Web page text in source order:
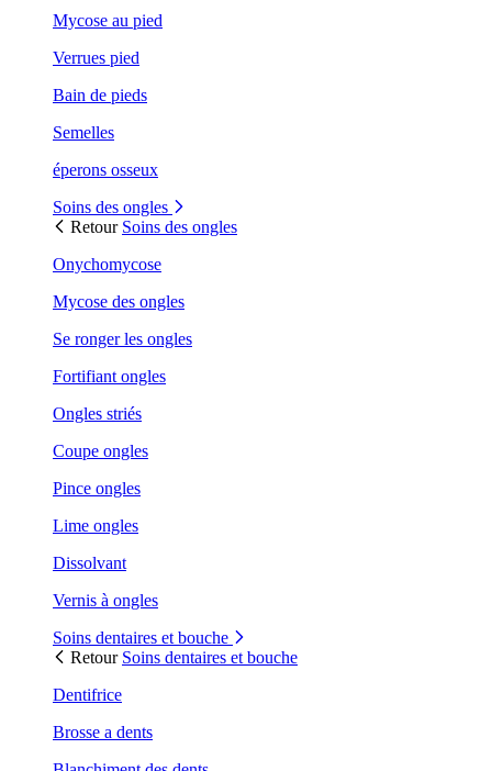
Mycose au pied
Verrues pied
Bain de pieds
Semelles
éperons osseux
Soins des ongles
Retour Soins des ongles
Onychomycose
Mycose des ongles
Se ronger les ongles
Fortifiant ongles
Ongles striés
Coupe ongles
Pince ongles
Lime ongles
Dissolvant
Vernis à ongles
Soins dentaires et bouche
Retour Soins dentaires et bouche
Dentifrice
Brosse a dents